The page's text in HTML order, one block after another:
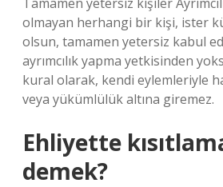
olmayan herhangi bir kişi, ister
olsun, tamamen yetersiz kabul
ayrımcılık yapma yetkisinden
kural olarak, kendi eylemleriyle
veya yükümlülük altına giremez.
Ehliyette
demek?